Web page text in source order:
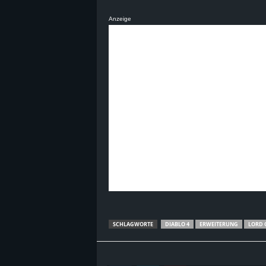
Anzeige
SCHLAGWORTE DIABLO 4 ERWEITERUNG LORD